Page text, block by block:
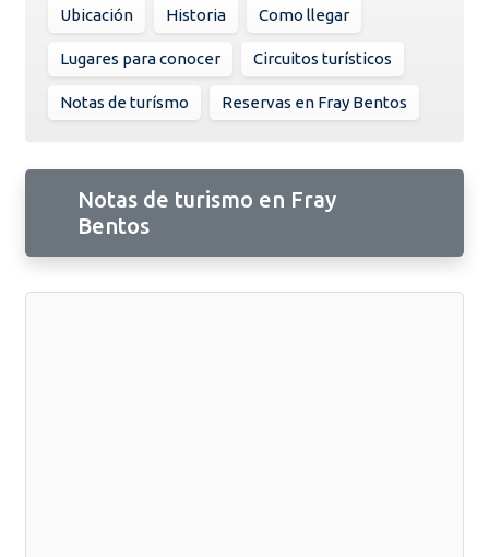
Ubicación Historia Como llegar
Lugares para conocer Circuitos turísticos
Notas de turísmo Reservas en Fray Bentos
Notas de turismo en Fray
Bentos